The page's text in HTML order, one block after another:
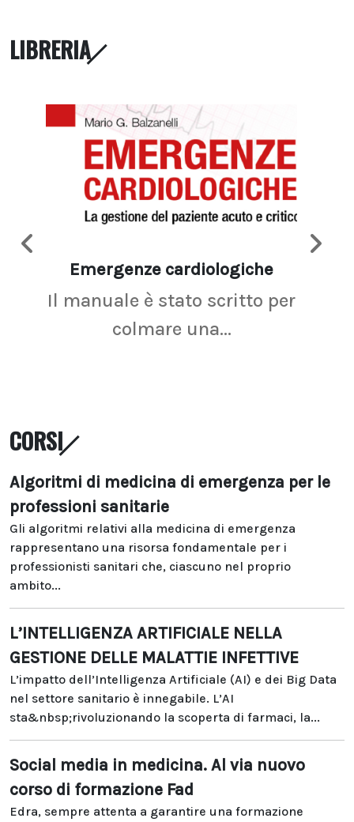
LIBRERIA
Emergenze cardiologiche
Il manuale è stato scritto per
colmare una...
CORSI
Algoritmi di medicina di emergenza per le
professioni sanitarie
Gli algoritmi relativi alla medicina di emergenza
rappresentano una risorsa fondamentale per i
professionisti sanitari che, ciascuno nel proprio
ambito...
L’INTELLIGENZA ARTIFICIALE NELLA
GESTIONE DELLE MALATTIE INFETTIVE
L’impatto dell’Intelligenza Artificiale (AI) e dei Big Data
nel settore sanitario è innegabile. L’AI
sta&nbsp;rivoluzionando la scoperta di farmaci, la...
Social media in medicina. Al via nuovo
corso di formazione Fad
Edra, sempre attenta a garantire una formazione